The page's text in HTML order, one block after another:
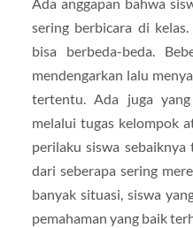
Ada anggapan bahwa
sering berbicara di
bisa berbeda-beda.
mendengarkan lalu
tertentu. Ada juga
melalui tugas kelompok
perilaku siswa
dari seberapa sering
banyak situasi, siswa
pemahaman yang baik